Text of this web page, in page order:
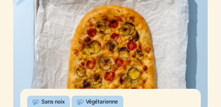
Sans noix Végétarienne